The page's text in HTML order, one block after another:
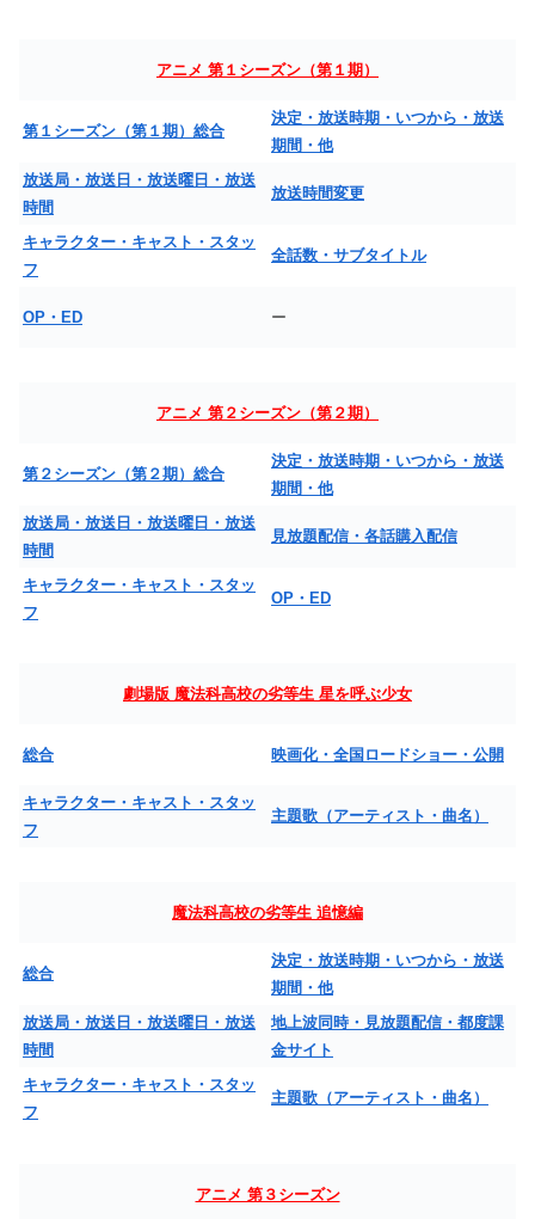
アニメ 第１シーズン（第１期）
第１シーズン（第１期）総合
決定・放送時期・いつから・放送
期間・他
放送局・放送日・放送曜日・放送
時間
放送時間変更
キャラクター・キャスト・スタッ
フ
全話数・サブタイトル
OP・ED ー
アニメ 第２シーズン（第２期）
第２シーズン（第２期）総合
決定・放送時期・いつから・放送
期間・他
放送局・放送日・放送曜日・放送
時間
見放題配信・各話購入配信
キャラクター・キャスト・スタッ
フ
OP・ED
劇場版 魔法科高校の劣等生 星を呼ぶ少女
総合 映画化・全国ロードショー・公開
キャラクター・キャスト・スタッ
フ
主題歌（アーティスト・曲名）
魔法科高校の劣等生 追憶編
総合
決定・放送時期・いつから・放送
期間・他
放送局・放送日・放送曜日・放送
時間
地上波同時・見放題配信・都度課
金サイト
キャラクター・キャスト・スタッ
フ
主題歌（アーティスト・曲名）
アニメ 第３シーズン